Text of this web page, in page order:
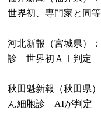
世界初、専門家と同
河北新報（宮城県）
診 世界初ＡＩ判定
秋田魁新報（秋田県
ん細胞診 AIが判定